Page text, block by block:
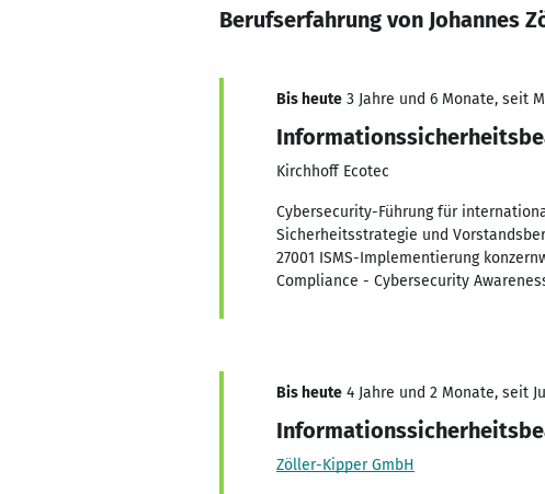
Berufserfahrung von Johannes
Bis heute 3 Jahre und 6 Monate, seit
Kirchhoff Ecotec
Cybersecurity-Führung für
Sicherheitsstrategie und
27001 ISMS-Implementierung
Compliance - Cybersecurity
Bis heute 4 Jahre und 2 Monate, seit
Zöller-Kipper GmbH